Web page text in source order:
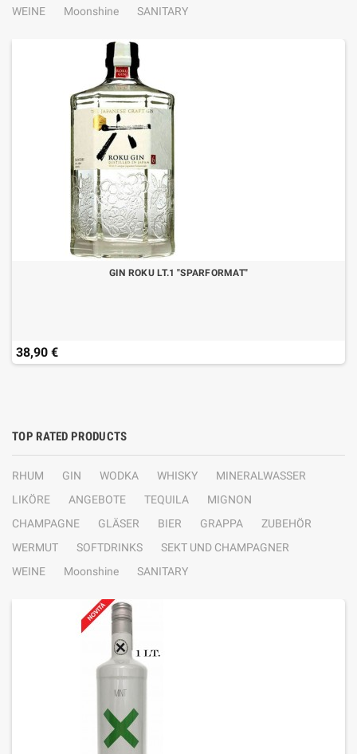
WEINE
Moonshine SANITARY
GIN ROKU LT.1 "SPARFORMAT"
38,90 €
TOP RATED PRODUCTS
RHUM GIN WODKA WHISKY
MINERALWASSER
LIKÖRE
ANGEBOTE TEQUILA
MIGNON
CHAMPAGNE
GLÄSER BIER GRAPPA
ZUBEHÖR
WERMUT
SOFTDRINKS
SEKT UND CHAMPAGNER
WEINE
Moonshine SANITARY